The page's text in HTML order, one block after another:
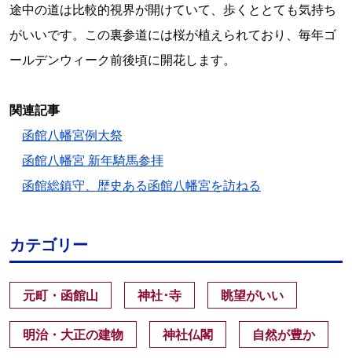
途中の道は比較的視界が開けていて、歩くととても気持ち
がいいです。この裏参道には桜が植えられており、毎年ゴ
ールデンウィーク前後頃に開花します。
関連記事
函館八幡宮例大祭
函館八幡宮 新年騎馬参拝
函館総鎮守、歴史ある函館八幡宮を訪ねる
カテゴリー
元町・函館山 神社･寺 眺望がいい
明治・大正の建物 神社仏閣 自然が豊か